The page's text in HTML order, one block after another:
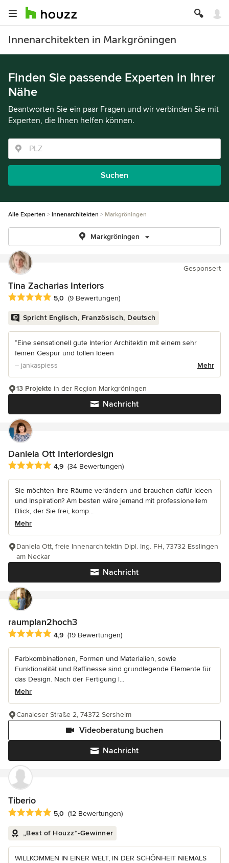
Innenarchitekten in Markgröningen
Finden Sie passende Experten in Ihrer
Nähe
Beantworten Sie ein paar Fragen und wir verbinden Sie mit
Experten, die Ihnen helfen können.
Suchen
Alle Experten Innenarchitekten Markgröningen
Markgröningen
Gesponsert
Tina Zacharias Interiors
Durchschnittliche Bewertung: 5 von 5 Sternen
5,0 (9 Bewertungen)
Spricht Englisch, Französisch, Deutsch
“Eine sensationell gute Interior Architektin mit einem sehr
feinen Gespür und tollen Ideen
– jankaspiess
Mehr
Nachricht
13 Projekte in der Region Markgröningen
Daniela Ott Interiordesign
Durchschnittliche Bewertung: 4.9 von 5 Sternen
4,9 (34 Bewertungen)
Sie möchten Ihre Räume verändern und brauchen dafür Ideen
und Inspiration? Am besten wäre jemand mit professionellem
Blick, der Sie frei, komp...
Mehr
Nachricht
Daniela Ott, freie Innenarchitektin Dipl. Ing. FH, 73732 Esslingen
am Neckar
raumplan2hoch3
Durchschnittliche Bewertung: 4.9 von 5 Sternen
4,9 (19 Bewertungen)
Farbkombinationen, Formen und Materialien, sowie
Funktionalität und Raffinesse sind grundlegende Elemente für
das Design. Nach der Fertigung l...
Mehr
Nachricht
Videoberatung buchen
Canaleser Straße 2, 74372 Sersheim
Tiberio
Durchschnittliche Bewertung: 5 von 5 Sternen
5,0 (12 Bewertungen)
„Best of Houzz“-Gewinner
WILLKOMMEN IN EINER WELT, IN DER SCHÖNHEIT NIEMALS